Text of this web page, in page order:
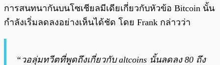
การสนทนากันบนโซเชียลมีเดียเกี่ยวกับหัวข้อ Bitcoin นั้น
กำลังเริ่มลดลงอย่างเห็นได้ชัด โดย Frank กล่าวว่า
“วอลุ่มทวีตที่พูดถึงเกี่ยวกับ altcoins นั้นลดลง 80 ถึง